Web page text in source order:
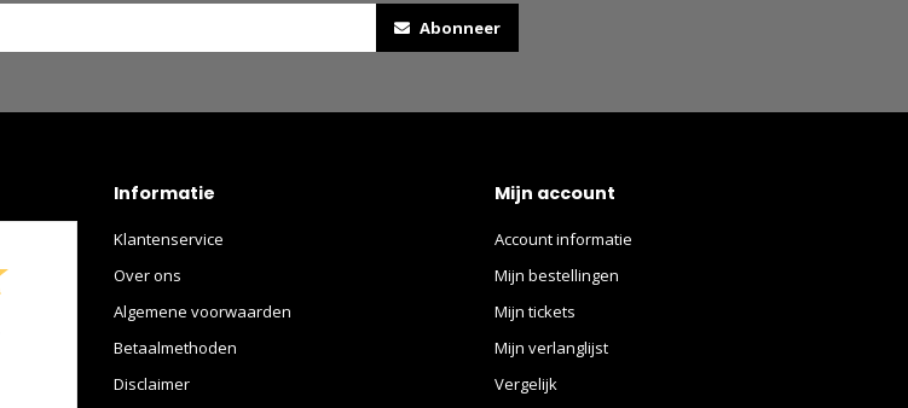
Abonneer
Informatie
Klantenservice
Over ons
Algemene voorwaarden
Betaalmethoden
Disclaimer
Mijn account
Account informatie
Mijn bestellingen
Mijn tickets
Mijn verlanglijst
Vergelijk